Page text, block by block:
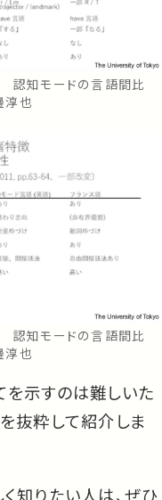
知モードの言語間比
也
知モードの言語間比
也
を示すのは難しいた
抜粋して紹介しま
知りたい人は、ぜひ